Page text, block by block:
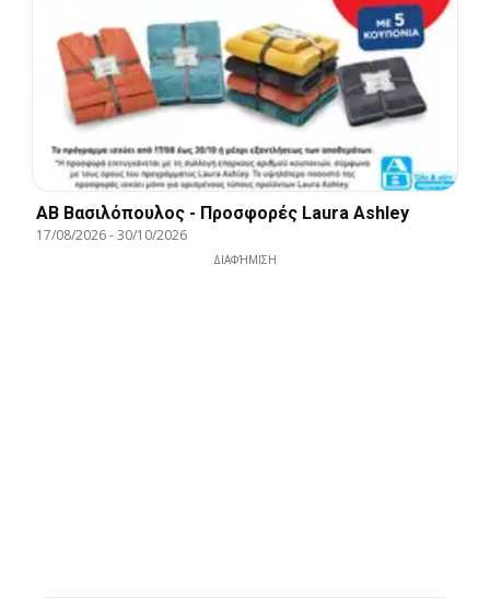
ΑΒ Βασιλόπουλος - Προσφορές Laura Ashley
17/08/2026-30/10/2026
ΔΙΑΦΉΜΙΣΗ